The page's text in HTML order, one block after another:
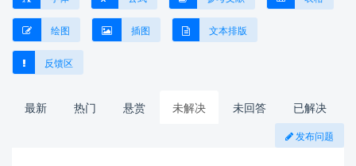
绘图 插图 文本排版
反馈区
最新 热门 悬赏 未解决 未回答 已解决
发布问题